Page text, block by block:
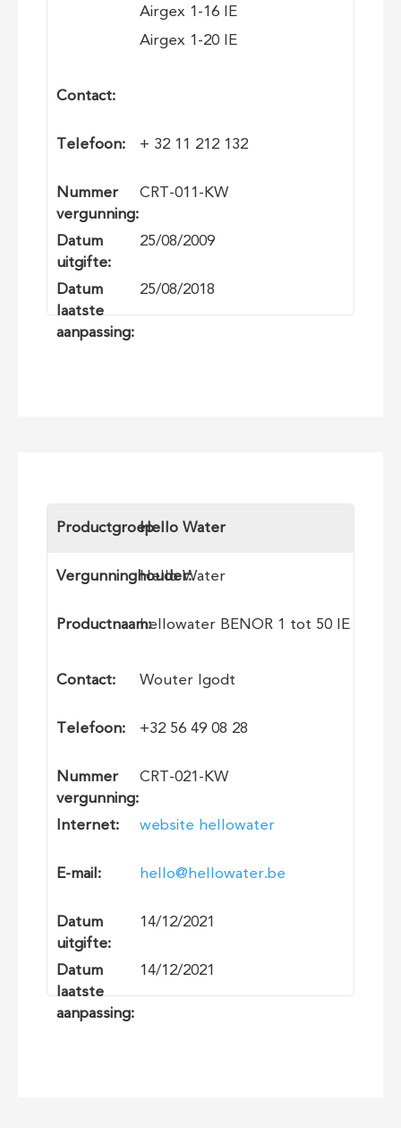
Airgex 1-16 IE
Airgex 1-20 IE
Contact:
Telefoon: + 32 11 212 132
Nummer
vergunning:
CRT-011-KW
Datum
uitgifte:
25/08/2009
Datum
laatste
aanpassing:
25/08/2018
ProductgroepHello Water
Vergunninghouder:
Hello Water
Productnaam:hellowater BENOR 1 tot 50 IE
Contact: Wouter Igodt
Telefoon: +32 56 49 08 28
Nummer
vergunning:
CRT-021-KW
Internet: website hellowater
E-mail: hello@hellowater.be
Datum
uitgifte:
14/12/2021
Datum
laatste
aanpassing:
14/12/2021